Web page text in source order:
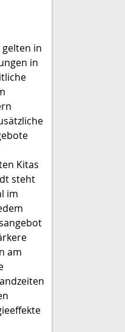
in
in
Kitas
steht
im
am